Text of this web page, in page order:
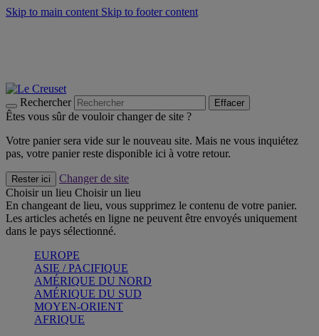
Skip to main content Skip to footer content
Rechercher Effacer
Êtes vous sûr de vouloir changer de site ?
Votre panier sera vide sur le nouveau site. Mais ne vous inquiétez
pas, votre panier reste disponible ici à votre retour.
Rester ici
Changer de site
Choisir un lieu Choisir un lieu
En changeant de lieu, vous supprimez le contenu de votre panier.
Les articles achetés en ligne ne peuvent être envoyés uniquement
dans le pays sélectionné.
EUROPE
ASIE / PACIFIQUE
AMÉRIQUE DU NORD
AMÉRIQUE DU SUD
MOYEN-ORIENT
AFRIQUE